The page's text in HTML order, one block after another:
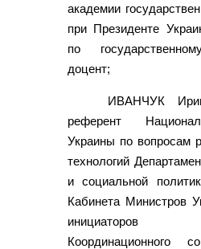
академии
при Президенте
по
доцент;
ИВАНЧУК
референт
Украины по вопросам
технологий
и социальной
Кабинета Министров
инициаторов
Координационного